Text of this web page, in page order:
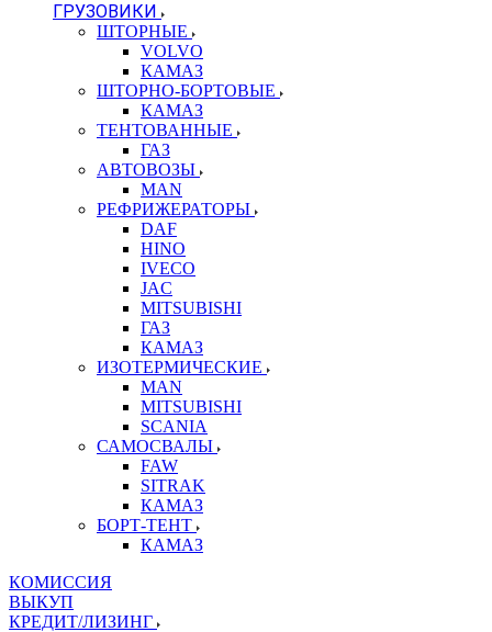
ГРУЗОВИКИ
ШТОРНЫЕ
VOLVO
КАМАЗ
ШТОРНО-БОРТОВЫЕ
КАМАЗ
ТЕНТОВАННЫЕ
ГАЗ
АВТОВОЗЫ
MAN
РЕФРИЖЕРАТОРЫ
DAF
HINO
IVECO
JAC
MITSUBISHI
ГАЗ
КАМАЗ
ИЗОТЕРМИЧЕСКИЕ
MAN
MITSUBISHI
SCANIA
САМОСВАЛЫ
FAW
SITRAK
КАМАЗ
БОРТ-ТЕНТ
КАМАЗ
КОМИССИЯ
ВЫКУП
КРЕДИТ/ЛИЗИНГ